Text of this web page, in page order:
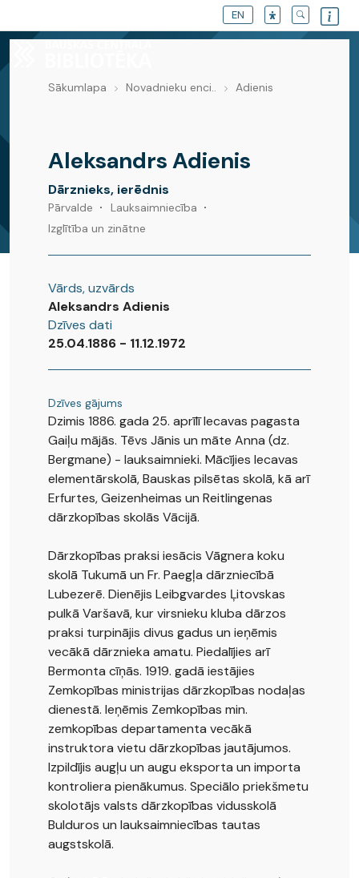
EN
Novadnieku enciklopēdija
Sākumlapa Novadnieku enci.. Adienis
Aleksandrs Adienis
Dārznieks, ierēdnis
Pārvalde
Lauksaimniecība
Izglītība un zinātne
Vārds, uzvārds
Aleksandrs Adienis
Dzīves dati
25.04.1886 - 11.12.1972
Dzīves gājums
Dzimis 1886. gada 25. aprīlī Iecavas pagasta
Gaiļu mājās. Tēvs Jānis un māte Anna (dz.
Bergmane) - lauksaimnieki. Mācījies Iecavas
elementārskolā, Bauskas pilsētas skolā, kā arī
Erfurtes, Geizenheimas un Reitlingenas
dārzkopības skolās Vācijā.
Dārzkopības praksi iesācis Vāgnera koku
skolā Tukumā un Fr. Paegļa dārzniecībā
Lubezerē. Dienējis Leibgvardes Ļitovskas
pulkā Varšavā, kur virsnieku kluba dārzos
praksi turpinājis divus gadus un ieņēmis
vecākā dārznieka amatu. Piedalījies arī
Bermonta cīņās. 1919. gadā iestājies
Zemkopības ministrijas dārzkopības nodaļas
dienestā. Ieņēmis Zemkopības min.
zemkopības departamenta vecākā
instruktora vietu dārzkopības jautājumos.
Izpildījis augļu un augu eksporta un importa
kontroliera pienākumus. Speciālo priekšmetu
skolotājs valsts dārzkopības vidusskolā
Bulduros un lauksaimniecības tautas
augstskolā.